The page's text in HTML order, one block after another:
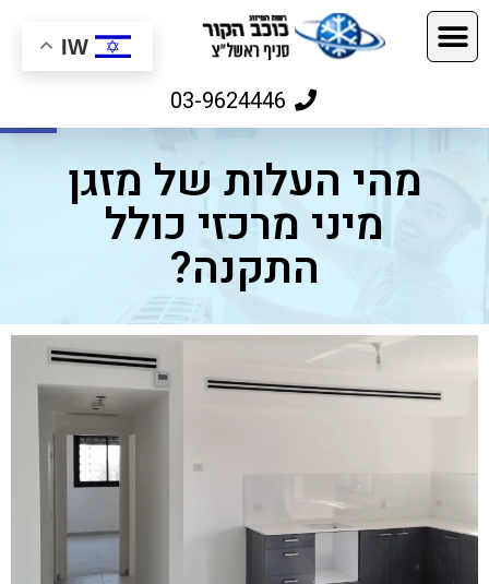
03-9624446
מהי העלות של מזגן
מיני מרכזי כולל
התקנה?
IW